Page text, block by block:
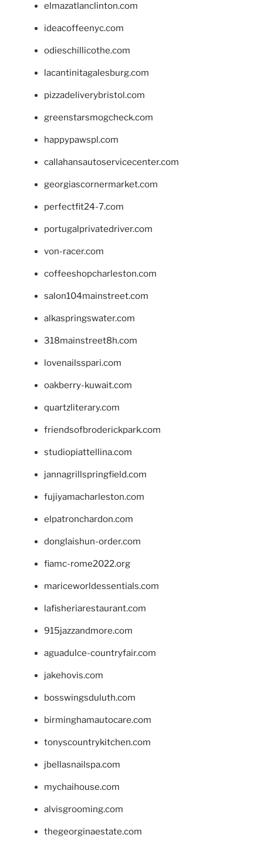
elmazatlanclinton.com
ideacoffeenyc.com
odieschillicothe.com
lacantinitagalesburg.com
pizzadeliverybristol.com
greenstarsmogcheck.com
happypawspl.com
callahansautoservicecenter.com
georgiascornermarket.com
perfectfit24-7.com
portugalprivatedriver.com
von-racer.com
coffeeshopcharleston.com
salon104mainstreet.com
alkaspringswater.com
318mainstreet8h.com
lovenailsspari.com
oakberry-kuwait.com
quartzliterary.com
friendsofbroderickpark.com
studiopiattellina.com
jannagrillspringfield.com
fujiyamacharleston.com
elpatronchardon.com
donglaishun-order.com
fiamc-rome2022.org
mariceworldessentials.com
lafisheriarestaurant.com
915jazzandmore.com
aguadulce-countryfair.com
jakehovis.com
bosswingsduluth.com
birminghamautocare.com
tonyscountrykitchen.com
jbellasnailspa.com
mychaihouse.com
alvisgrooming.com
thegeorginaestate.com